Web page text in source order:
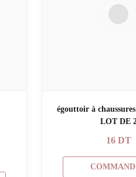
égouttoir à
LOT DE
16DT